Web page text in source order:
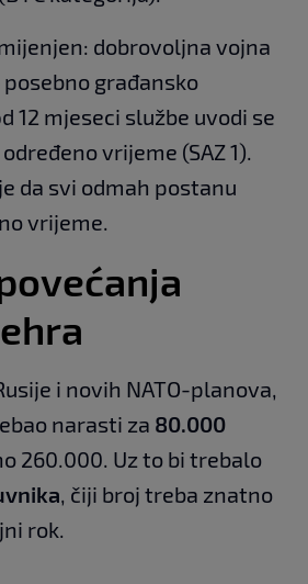
dobrovoljna vojna
građansko
d 12 mjeseci službe uvodi se
vrijeme (SAZ 1).
da svi odmah postanu
vrijeme.
i novih NATO-planova,
narasti za 80.000
260.000. Uz to bi trebalo
, čiji broj treba znatno
rok.